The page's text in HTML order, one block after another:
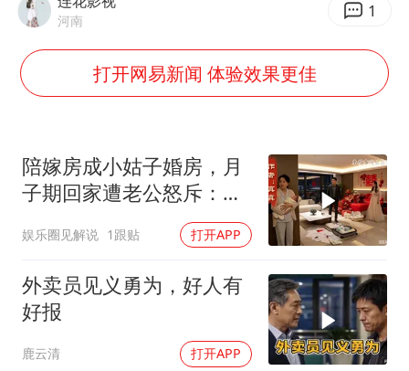
香港殿堂级填词人黎彼得因病离世 终年76岁
李亚鹏向地铁吐血女孩捐99999元
41岁女子为鼓励女儿考上985研究生
乘客脱鞋散发异味 司机提醒反被怼
日本籍女网红在韩直播时自杀身亡
恩比德变瘦引热议
总书记关心百姓身边这些民生大事
河南 1
打开网易新闻 体验效果更佳
陪嫁房成小姑子婚房，月
子期回家遭老公怒斥：带
娱乐圈见解说 1跟贴 打开APP
外卖员见义勇为，好人有
好报
鹿云清 打开APP